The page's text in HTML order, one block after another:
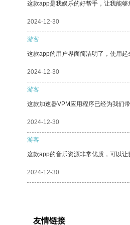
这款app是我娱乐的好帮手，让我能够
2024-12-30
游客
这款app的用户界面简洁明了，使用起
2024-12-30
游客
这款加速器VPM应用程序已经为我们
2024-12-30
游客
这款app的音乐资源非常优质，可以让
2024-12-30
友情链接